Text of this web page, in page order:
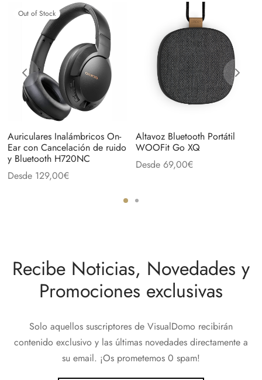
Out of Stock
Auriculares Inalámbricos On-
Ear con Cancelación de ruido
y Bluetooth H720NC
Desde 129,00€
Altavoz Bluetooth Portátil
WOOFit Go XQ
Desde 69,00€
Recibe Noticias, Novedades y
Promociones exclusivas
Solo aquellos suscriptores de VisualDomo recibirán
contenido exclusivo y las últimas novedades directamente a
su email. ¡Os prometemos 0 spam!